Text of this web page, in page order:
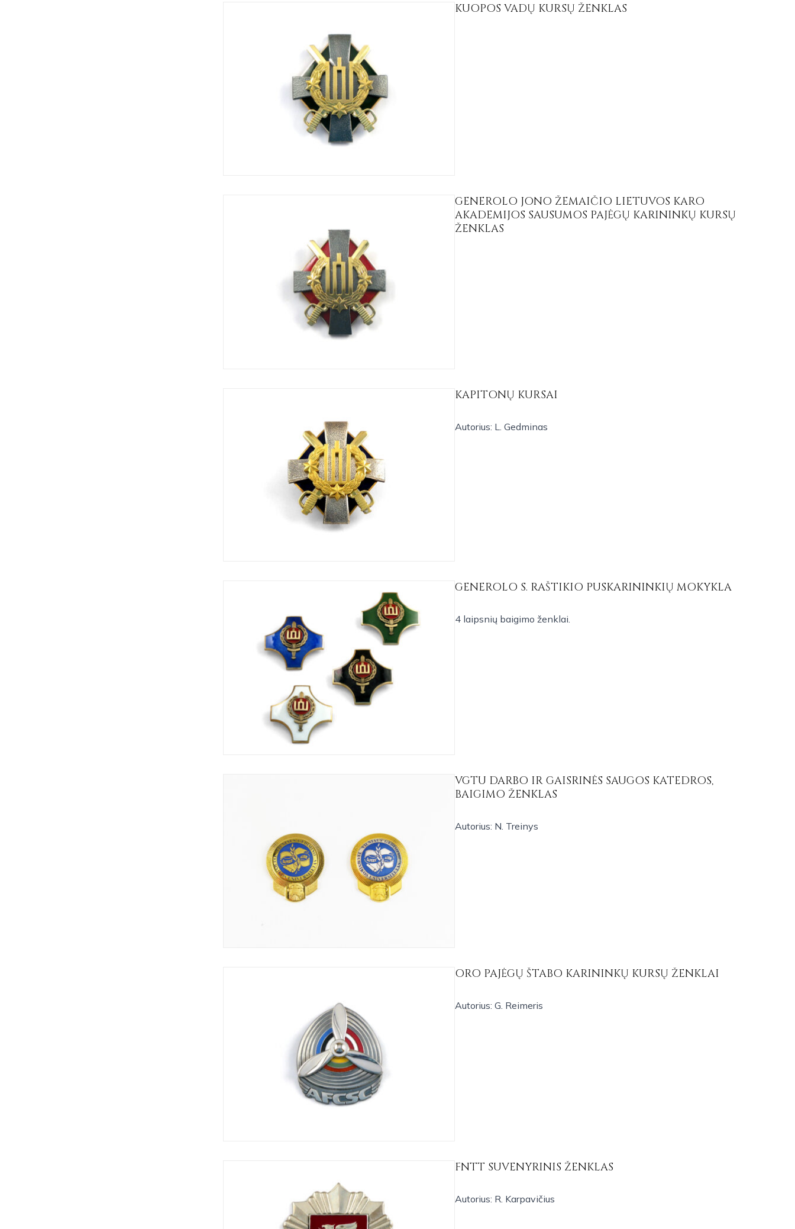
KUOPOS VADŲ KURSŲ ŽENKLAS
GENEROLO JONO ŽEMAIČIO LIETUVOS KARO
AKADEMIJOS SAUSUMOS PAJĖGŲ KARININKŲ KURSŲ
ŽENKLAS
KAPITONŲ KURSAI
Autorius: L. Gedminas
GENEROLO S. RAŠTIKIO PUSKARININKIŲ MOKYKLA
4 laipsnių baigimo ženklai.
VGTU DARBO IR GAISRINĖS SAUGOS KATEDROS,
BAIGIMO ŽENKLAS
Autorius: N. Treinys
ORO PAJĖGŲ ŠTABO KARININKŲ KURSŲ ŽENKLAI
Autorius: G. Reimeris
FNTT SUVENYRINIS ŽENKLAS
Autorius: R. Karpavičius